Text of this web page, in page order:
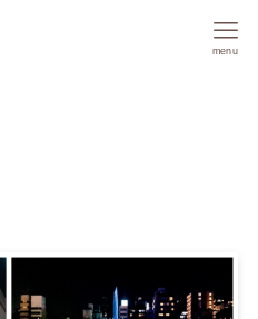
menu